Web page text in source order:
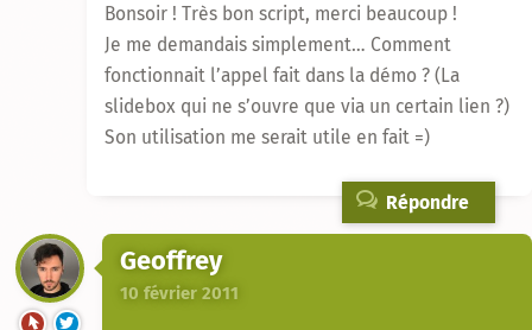
Bonsoir ! Très bon script, merci beaucoup !
Je me demandais simplement… Comment
fonctionnait l’appel fait dans la démo ? (La
slidebox qui ne s’ouvre que via un certain lien ?)
Son utilisation me serait utile en fait =)
Répondre
Geoffrey
10 février 2011